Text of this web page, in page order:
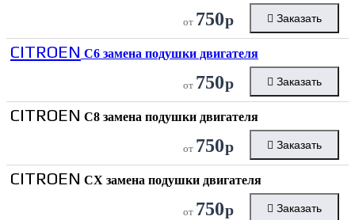
от 750р Заказать
CITROEN C6 замена подушки двигателя
от 750р Заказать
CITROEN C8 замена подушки двигателя
от 750р Заказать
CITROEN CX замена подушки двигателя
от 750р Заказать